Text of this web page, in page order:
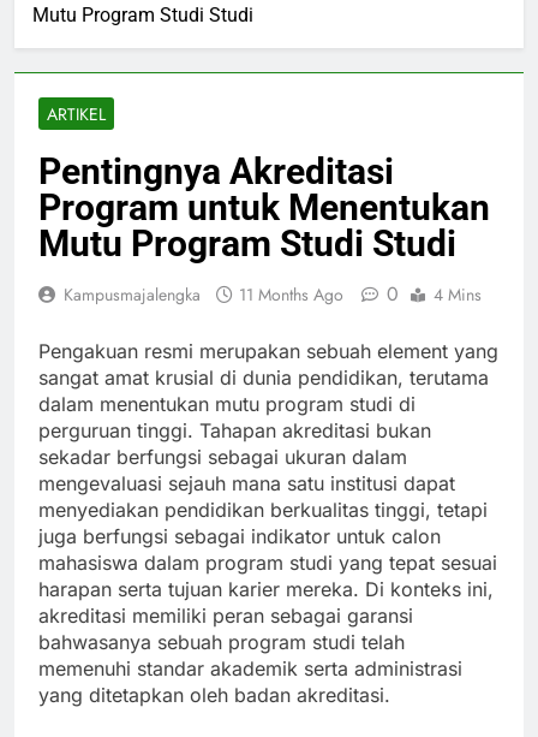
Mutu Program Studi Studi
ARTIKEL
Pentingnya Akreditasi
Program untuk Menentukan
Mutu Program Studi Studi
Kampusmajalengka 11 Months Ago 0 4 Mins
Pengakuan resmi merupakan sebuah element yang
sangat amat krusial di dunia pendidikan, terutama
dalam menentukan mutu program studi di
perguruan tinggi. Tahapan akreditasi bukan
sekadar berfungsi sebagai ukuran dalam
mengevaluasi sejauh mana satu institusi dapat
menyediakan pendidikan berkualitas tinggi, tetapi
juga berfungsi sebagai indikator untuk calon
mahasiswa dalam program studi yang tepat sesuai
harapan serta tujuan karier mereka. Di konteks ini,
akreditasi memiliki peran sebagai garansi
bahwasanya sebuah program studi telah
memenuhi standar akademik serta administrasi
yang ditetapkan oleh badan akreditasi.